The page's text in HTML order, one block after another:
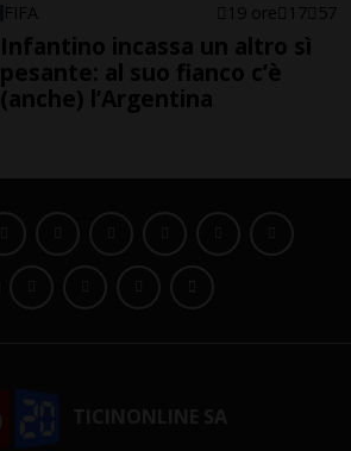
FIFA 19 ore 17 57
Infantino incassa un altro sì
pesante: al suo fianco c’è
(anche) l’Argentina